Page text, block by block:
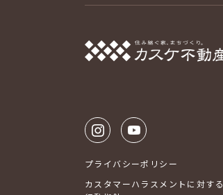
プライバシーポリシー
カスタマーハラスメントに対する